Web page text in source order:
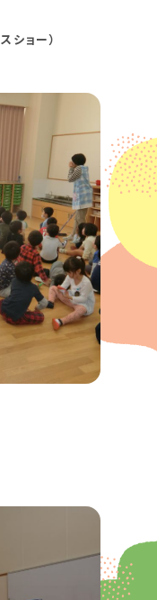
ショー）